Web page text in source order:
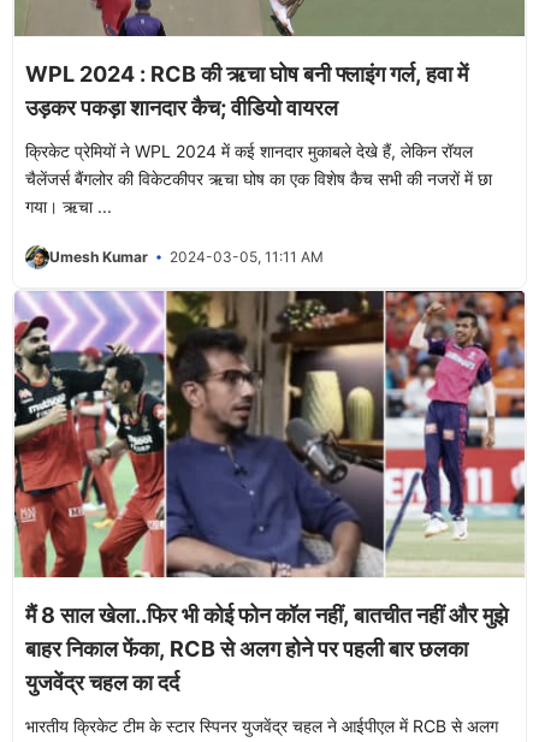
WPL 2024 : RCB की ऋचा घोष बनी फ्लाइंग गर्ल, हवा में
उड़कर पकड़ा शानदार कैच; वीडियो वायरल
क्रिकेट प्रेमियों ने WPL 2024 में कई शानदार मुकाबले देखे हैं, लेकिन रॉयल
चैलेंजर्स बैंगलोर की विकेटकीपर ऋचा घोष का एक विशेष कैच सभी की नजरों में छा
गया। ऋचा ...
Umesh Kumar 2024-03-05, 11:11 AM
मैं 8 साल खेला..फिर भी कोई फोन कॉल नहीं, बातचीत नहीं और मुझे
बाहर निकाल फेंका, RCB से अलग होने पर पहली बार छलका
युजवेंद्र चहल का दर्द
भारतीय क्रिकेट टीम के स्टार स्पिनर युजवेंद्र चहल ने आईपीएल में RCB से अलग